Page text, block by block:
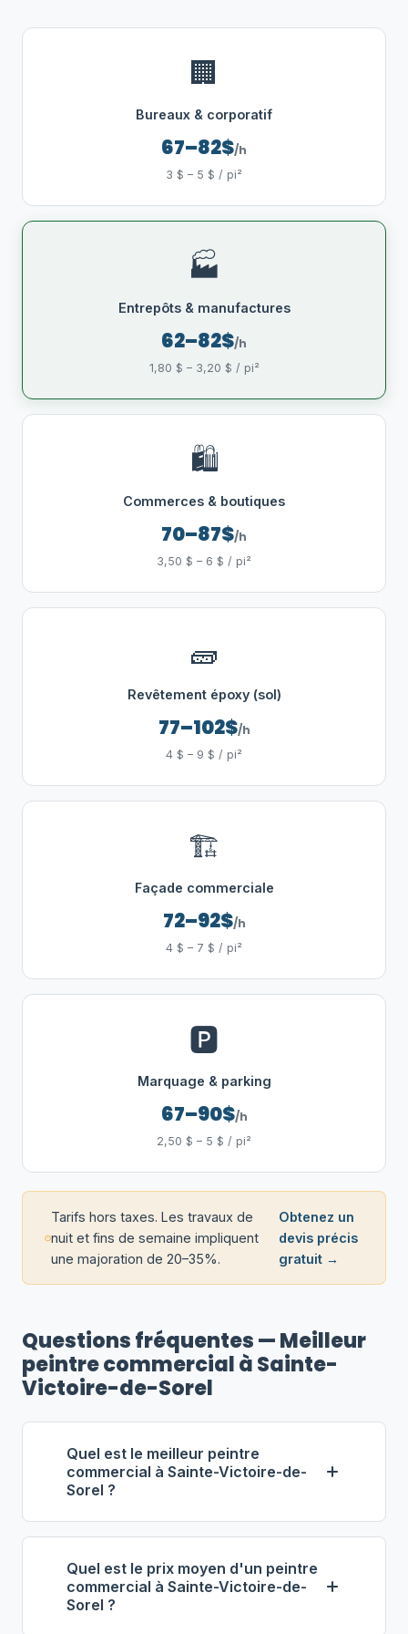
🏢
Bureaux & corporatif
67–82$/h
3 $ – 5 $ / pi²
🏭
Entrepôts & manufactures
62–82$/h
1,80 $ – 3,20 $ / pi²
🛍️
Commerces & boutiques
70–87$/h
3,50 $ – 6 $ / pi²
🧱
Revêtement époxy (sol)
77–102$/h
4 $ – 9 $ / pi²
🏗️
Façade commerciale
72–92$/h
4 $ – 7 $ / pi²
🅿️
Marquage & parking
67–90$/h
2,50 $ – 5 $ / pi²
Tarifs hors taxes. Les travaux de
nuit et fins de semaine impliquent
une majoration de 20–35%.
Obtenez un
devis précis
gratuit →
Questions fréquentes — Meilleur
peintre commercial à Sainte-
Victoire-de-Sorel
Quel est le meilleur peintre
commercial à Sainte-Victoire-de-
Sorel ?
Selon notre classement,Gagné
Peinture Commerciale inc.
(propriétaire : Michel Gagné) se
distingue comme le meilleur
Quel est le prix moyen d'un peintre
commercial à Sainte-Victoire-de-
Sorel ?